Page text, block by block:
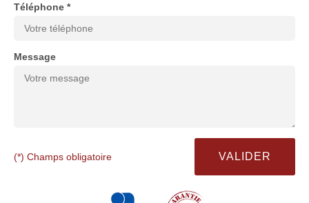
Téléphone *
Message
(*) Champs obligatoire